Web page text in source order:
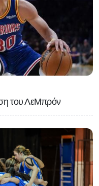
του ΛεΜπρόν